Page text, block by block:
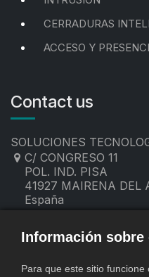
CERRADURAS
ACCESO Y
Contact us
SOLUCIONES
C/ CONGRESO 11
POL. IND. PISA
41927 MAIRENA DEL
España
contacto@sevitec.es
Información sobre
Para que este sitio